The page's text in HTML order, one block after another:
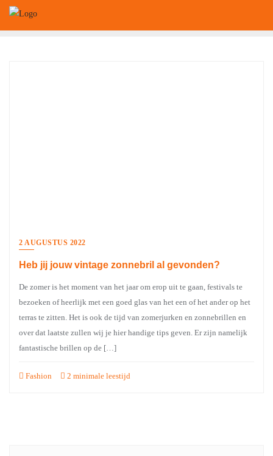
2 AUGUSTUS 2022
Heb jij jouw vintage zonnebril al gevonden?
De zomer is het moment van het jaar om erop uit te gaan, festivals te
bezoeken of heerlijk met een goed glas van het een of het ander op het
terras te zitten. Het is ook de tijd van zomerjurken en zonnebrillen en
over dat laatste zullen wij je hier handige tips geven. Er zijn namelijk
fantastische brillen op de […]
Fashion 2 minimale leestijd